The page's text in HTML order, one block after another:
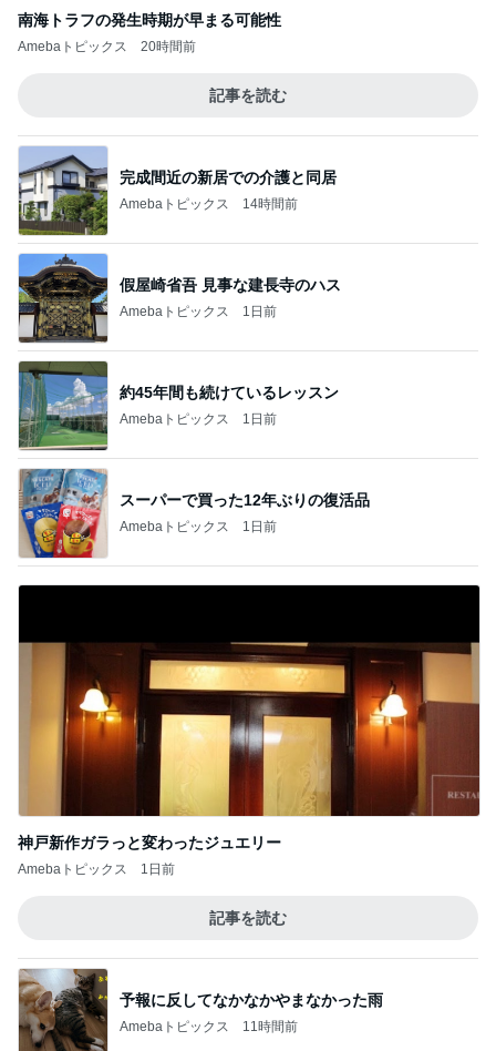
南海トラフの発生時期が早まる可能性
Amebaトピックス 20時間前
記事を読む
完成間近の新居での介護と同居
Amebaトピックス 14時間前
假屋崎省吾 見事な建長寺のハス
Amebaトピックス 1日前
約45年間も続けているレッスン
Amebaトピックス 1日前
スーパーで買った12年ぶりの復活品
Amebaトピックス 1日前
神戸新作ガラっと変わったジュエリー
Amebaトピックス 1日前
記事を読む
予報に反してなかなかやまなかった雨
Amebaトピックス 11時間前